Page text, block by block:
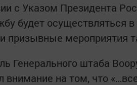
с Указом Президента
будет осуществляться
призывные мероприятия
Генерального штаба
внимание на том, что